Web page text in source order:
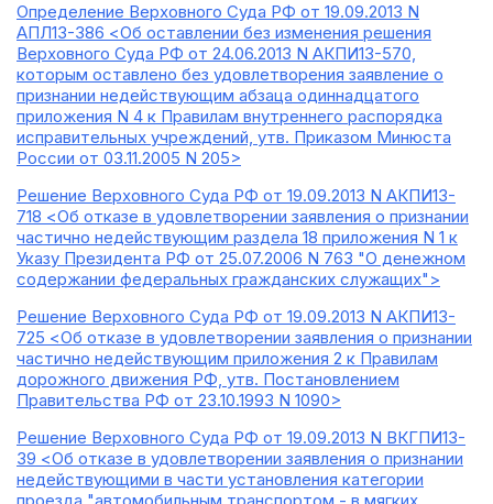
Определение Верховного Суда РФ от 19.09.2013 N
АПЛ13-386 <Об оставлении без изменения решения
Верховного Суда РФ от 24.06.2013 N АКПИ13-570,
которым оставлено без удовлетворения заявление о
признании недействующим абзаца одиннадцатого
приложения N 4 к Правилам внутреннего распорядка
исправительных учреждений, утв. Приказом Минюста
России от 03.11.2005 N 205>
Решение Верховного Суда РФ от 19.09.2013 N АКПИ13-
718 <Об отказе в удовлетворении заявления о признании
частично недействующим раздела 18 приложения N 1 к
Указу Президента РФ от 25.07.2006 N 763 "О денежном
содержании федеральных гражданских служащих">
Решение Верховного Суда РФ от 19.09.2013 N АКПИ13-
725 <Об отказе в удовлетворении заявления о признании
частично недействующим приложения 2 к Правилам
дорожного движения РФ, утв. Постановлением
Правительства РФ от 23.10.1993 N 1090>
Решение Верховного Суда РФ от 19.09.2013 N ВКГПИ13-
39 <Об отказе в удовлетворении заявления о признании
недействующими в части установления категории